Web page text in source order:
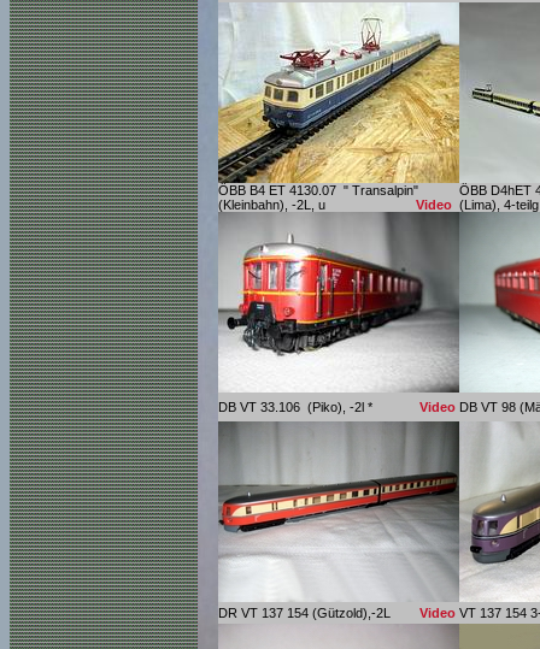
ÖBB B4 ET 4130.07 " Transalpin"
(Kleinbahn), -2L, u
Video
ÖBB D4hET
(Lima), 4-
DB VT 33.106 (Piko), -2l * Video DB VT
DR VT 137 154 (Gützold),-2L Video VT 137 154